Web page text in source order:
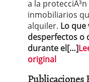
a la
inmobiliarios
alquiler. Lo
desperfectos o
durante el[…]
original
Publicaciones